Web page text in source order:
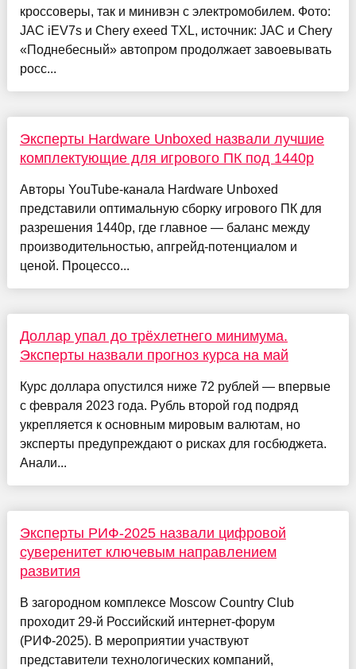
кроссоверы, так и минивэн c электромобилем. Фото:
JAC iEV7s и Chery exeed TXL, источник: JAC и Chery
«Поднебесный» автопром продолжает завоевывать
росс...
Эксперты Hardware Unboxed назвали лучшие
комплектующие для игрового ПК под 1440p
Авторы YouTube-канала Hardware Unboxed
представили оптимальную сборку игрового ПК для
разрешения 1440p, где главное — баланс между
производительностью, апгрейд-потенциалом и
ценой. Процессо...
Доллар упал до трёхлетнего минимума.
Эксперты назвали прогноз курса на май
Курс доллара опустился ниже 72 рублей — впервые
с февраля 2023 года. Рубль второй год подряд
укрепляется к основным мировым валютам, но
эксперты предупреждают о рисках для госбюджета.
Анали...
Эксперты РИФ-2025 назвали цифровой
суверенитет ключевым направлением
развития
В загородном комплексе Moscow Country Club
проходит 29-й Российский интернет-форум
(РИФ-2025). В мероприятии участвуют
представители технологических компаний,